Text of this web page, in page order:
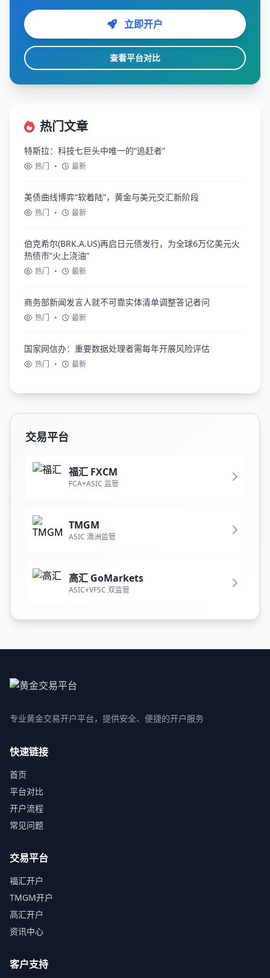
立即开户
查看平台对比
热门文章
特斯拉：科技七巨头中唯一的“追赶者”
热门 • 最新
美债曲线博弈“软着陆”，黄金与美元交汇新阶段
热门 • 最新
伯克希尔(BRK.A.US)再启日元债发行，为全球6万亿美元火
热债市“火上浇油”
热门 • 最新
商务部新闻发言人就不可靠实体清单调整答记者问
热门 • 最新
国家网信办：重要数据处理者需每年开展风险评估
热门 • 最新
交易平台
福汇 FXCM
FCA+ASIC 监管
TMGM
ASIC 澳洲监管
高汇 GoMarkets
ASIC+VFSC 双监管
专业黄金交易开户平台，提供安全、便捷的开户服务
快速链接
首页
平台对比
开户流程
常见问题
交易平台
福汇开户
TMGM开户
高汇开户
资讯中心
客户支持